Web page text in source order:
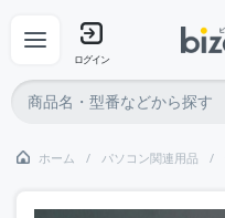
ログイン
ホーム パソコン関連用品